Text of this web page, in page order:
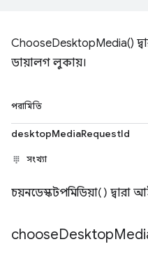
ChooseDesktopMedia()
ডায়ালগ লুকায়।
পরামিতি
desktopMediaRequestId
সংখ্যা
চয়নডেস্কটপমিডিয়া() দ্বারা
chooseDesktop